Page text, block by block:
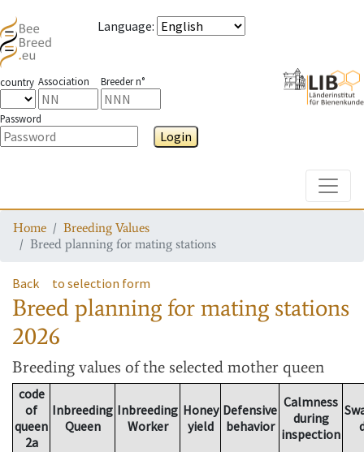
Language:
country Association Breeder n°
Password
Login
Home
Breeding Values
Breed planning for mating stations
Back to selection form
Breed planning for mating stations
2026
Breeding values of the selected mother queen
code
of
queen
2a
Inbreeding
Queen
Inbreeding
Worker
Honey
yield
Defensive
behavior
Calmness
during
inspection